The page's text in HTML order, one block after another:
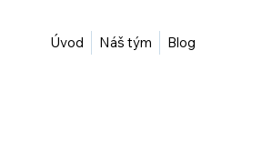
Blog
Náš tým
Úvod